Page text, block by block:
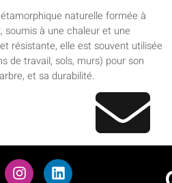
naturelle formée à
soumis à une chaleur et une
résistante, elle est souvent utilisée
de travail, sols, murs) pour son
et sa durabilité.